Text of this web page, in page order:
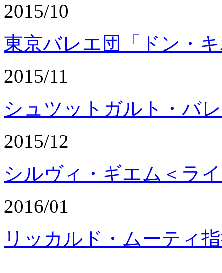
2015/10
東京バレエ団「ドン・
2015/11
シュツットガルト・バ
2015/12
シルヴィ・ギエム＜ラ
2016/01
リッカルド・ムーティ